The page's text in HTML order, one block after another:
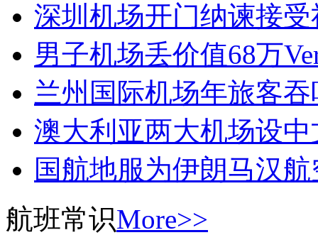
深圳机场开门纳谏接
男子机场丢价值68万
兰州国际机场年旅客
澳大利亚两大机场设
国航地服为伊朗马汉
航班常识More>>